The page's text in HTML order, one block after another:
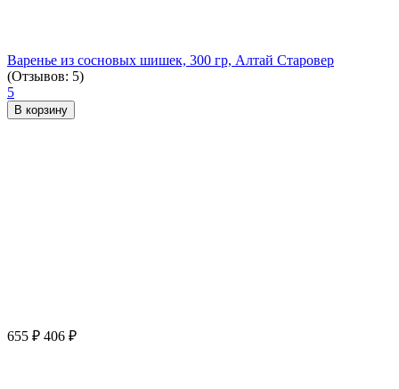
Варенье из сосновых шишек, 300 гр, Алтай Старовер
(Отзывов: 5)
5
В корзину
655 ₽ 406 ₽